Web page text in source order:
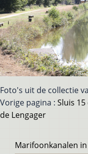
Foto's uit de collectie
Vorige pagina : Sluis
de Lengager
Voet
Marifoonkanalen